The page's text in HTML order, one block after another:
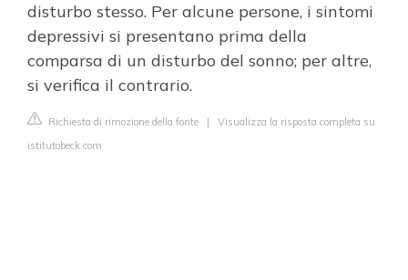
disturbo stesso. Per alcune persone, i sintomi
depressivi si presentano prima della
comparsa di un disturbo del sonno; per altre,
si verifica il contrario.
Richiesta di rimozione della fonte | Visualizza la risposta completa su
istitutobeck.com